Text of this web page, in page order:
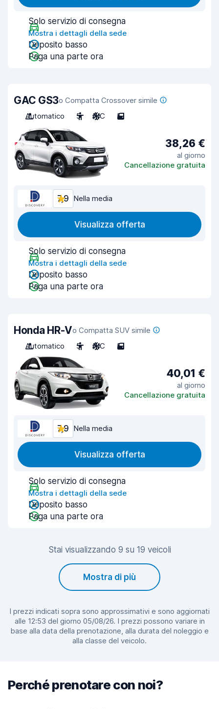
Solo servizio di consegna
Mostra i dettagli della sede
Deposito basso
Paga una parte ora
GAC GS3o Compatta Crossover simile
Automatico
5 A/C 5
38,26 €
al giorno
Cancellazione gratuita
7,9 Nella media
Visualizza offerta
Solo servizio di consegna
Mostra i dettagli della sede
Deposito basso
Paga una parte ora
Honda HR-Vo Compatta SUV simile
Automatico
5 A/C 5
40,01 €
al giorno
Cancellazione gratuita
7,9 Nella media
Visualizza offerta
Solo servizio di consegna
Mostra i dettagli della sede
Deposito basso
Paga una parte ora
Stai visualizzando 9 su 19 veicoli
Mostra di più
I prezzi indicati sopra sono approssimativi e sono aggiornati
alle 12:53 del giorno 05/08/26. I prezzi possono variare in
base alla data della prenotazione, alla durata del noleggio e
alla classe del veicolo.
Perché prenotare con noi?